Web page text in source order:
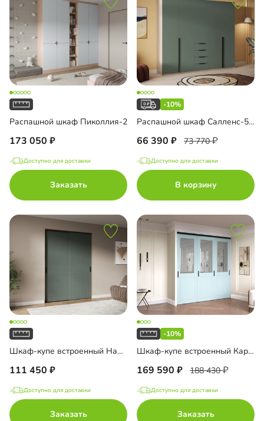
Распашной шкаф Пиколлия-2
173 050
Доступно для доставки
Заказать
-10%
Распашной шкаф Салленс-5 Премиум
66 390 73 770
Доступно для доставки
В корзину
Шкаф-купе встроенный Нарни-2
111 450
Доступно для доставки
Заказать
-10%
Шкаф-купе встроенный Карини-3-4
169 590 188 430
Доступно для доставки
Заказать